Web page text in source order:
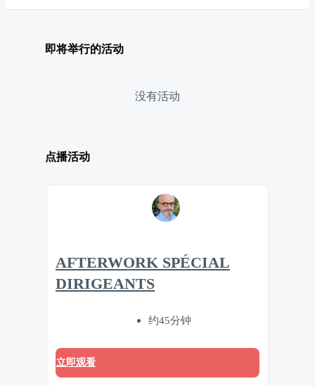
即将举行的活动
没有活动
点播活动
AFTERWORK SPÉCIAL
DIRIGEANTS
约45分钟
立即观看